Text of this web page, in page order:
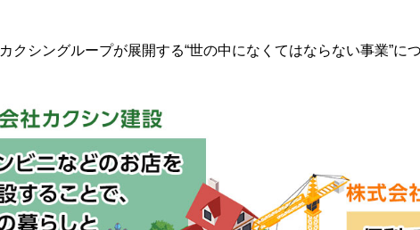
カクシングループが展開する“世の中になくてはならない事業”に